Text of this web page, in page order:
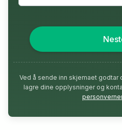
Ved å sende inn skjemaet godtar
lagre dine opplysninger og